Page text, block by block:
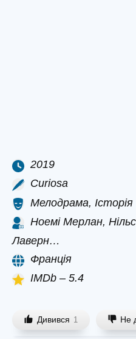
2019
Curiosa
Мелодрама, Історія
Ноемі Мерлан,
Лаверн…
Франція
IMDb – 5.4
Дивився 1 Не